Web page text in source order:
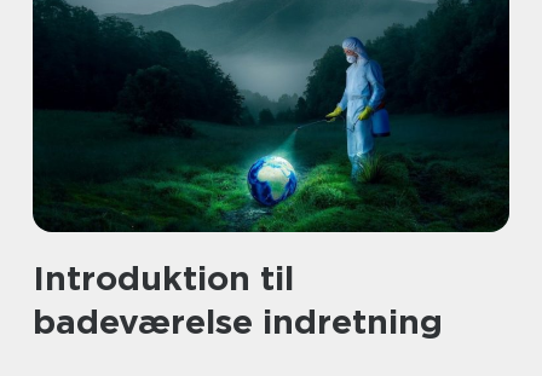
Introduktion til
badeværelse indretning